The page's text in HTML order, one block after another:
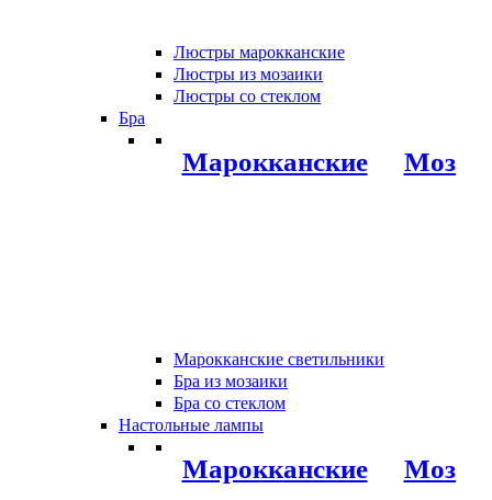
Люстры марокканские
Люстры из мозаики
Люстры со стеклом
Бра
Марокканские
Марокканские светильники
Бра из мозаики
Бра со стеклом
Настольные лампы
Марокканские